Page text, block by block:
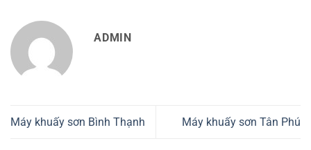
ADMIN
Máy khuấy sơn Bình Thạnh Máy khuấy sơn Tân Phú